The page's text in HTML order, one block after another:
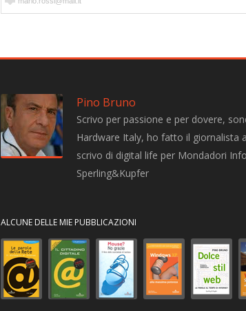
Pino Bruno
Scrivo per passione e per dovere,
Hardware Italy, ho fatto il giornalista
scrivo di digital life per Mondadori
Sperling&Kupfer
ALCUNE DELLE MIE PUBBLICAZIONI